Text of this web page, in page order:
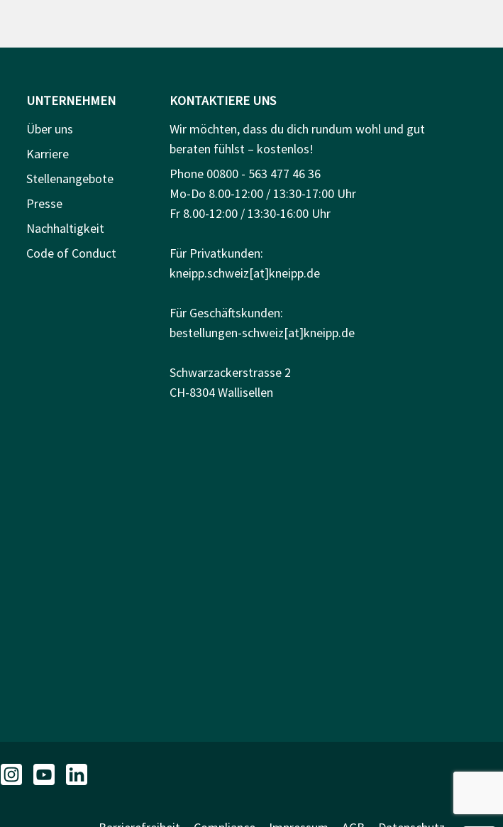
UNTERNEHMEN
Über uns
Karriere
Stellenangebote
Presse
Nachhaltigkeit
Code of Conduct
KONTAKTIERE UNS
Wir möchten, dass du dich rundum wohl und gut
beraten fühlst – kostenlos!
Phone 00800 - 563 477 46 36
Mo-Do 8.00-12:00 / 13:30-17:00 Uhr
Fr 8.00-12:00 / 13:30-16:00 Uhr
Für Privatkunden:
kneipp.schweiz[at]kneipp.de
Für Geschäftskunden:
bestellungen-schweiz[at]kneipp.de
Schwarzackerstrasse 2
CH-8304 Wallisellen